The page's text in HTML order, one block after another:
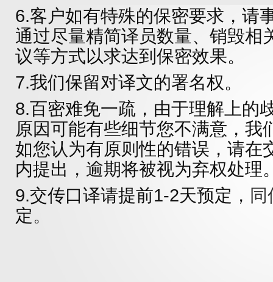
6.客户如有特殊的保密要求，请
通过尽量精简译员数量、销毁相
议等方式以求达到保密效果。
7.我们保留对译文的署名权。
8.百密难免一疏，由于理解上的
原因可能有些细节您不满意，我
如您认为有原则性的错误，请在
内提出，逾期将被视为弃权处理
9.交传口译请提前1-2天预定，
定。